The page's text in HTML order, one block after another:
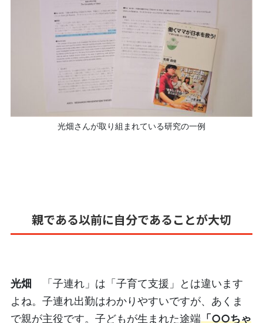
光畑さんが取り組まれている研究の一例
親である以前に自分であることが大切
光畑
「子連れ」は「子育て支援」とは違います
よね。子連れ出勤はわかりやすいですが、あくま
で親が主役です。子どもが生まれた途端「○○ちゃ